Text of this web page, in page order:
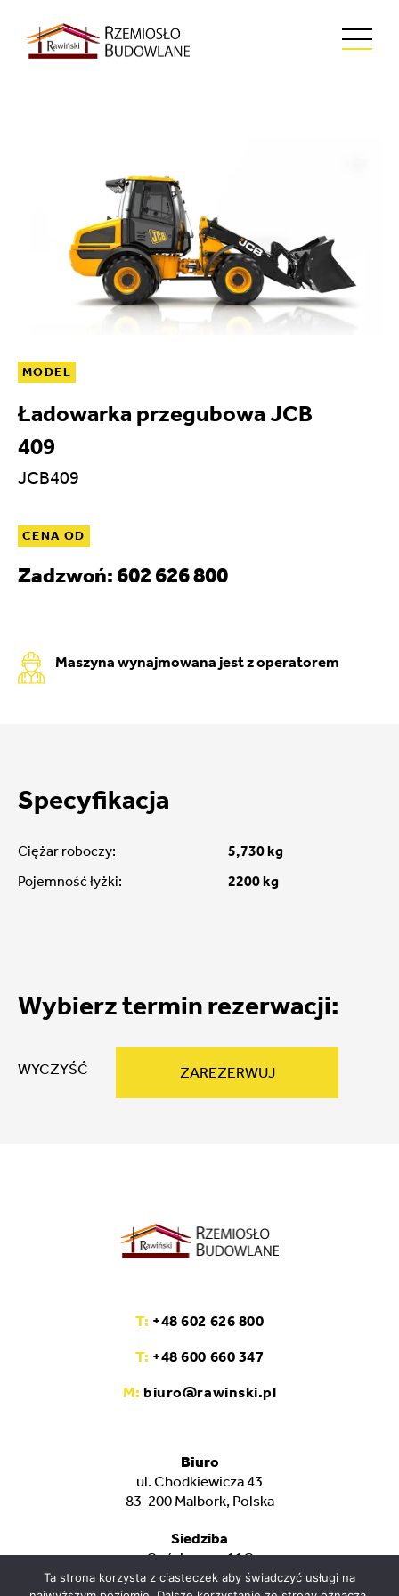
MODEL
Ładowarka przegubowa JCB
409
JCB409
CENA OD
Zadzwoń: 602 626 800
Maszyna wynajmowana jest z operatorem
Specyfikacja
Ciężar roboczy:
Pojemność łyżki:
5,730 kg
2200 kg
Wybierz termin rezerwacji:
WYCZYŚĆ ZAREZERWUJ
T: +48 602 626 800
T: +48 600 660 347
M: biuro@rawinski.pl
Biuro
ul. Chodkiewicza 43
83-200 Malbork, Polska
Siedziba
Gościszewo 11C
82-400 Sztum, Polska
Ta strona korzysta z ciasteczek aby świadczyć usługi na